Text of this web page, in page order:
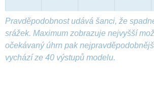
Pravděpodobnost udává šanci, že
srážek. Maximum zobrazuje nejvyšší
očekávaný úhrn pak
vychází ze 40 výstupů modelu.